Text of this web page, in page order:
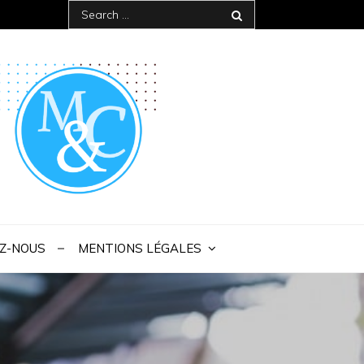
Search
for:
Bordeaux
NOUS MENTIONS LÉGALES